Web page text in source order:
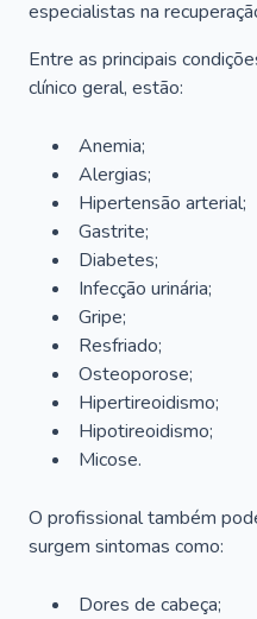
especialistas na
Entre as principais
clínico geral, estão:
Anemia;
Alergias;
Hipertensão arterial;
Gastrite;
Diabetes;
Infecção urinária;
Gripe;
Resfriado;
Osteoporose;
Hipertireoidismo;
Hipotireoidismo;
Micose.
O profissional também
surgem sintomas como:
Dores de cabeça;